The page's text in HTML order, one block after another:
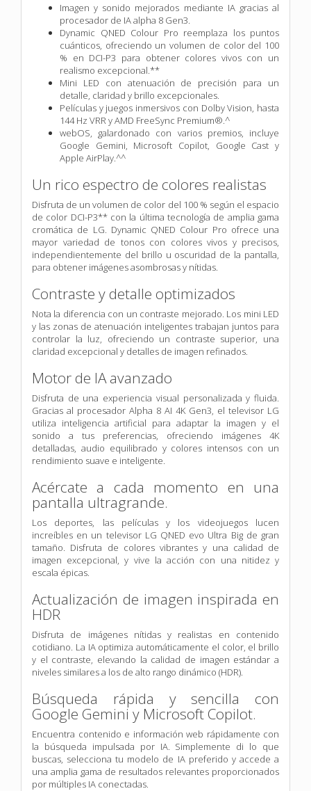
Imagen y sonido mejorados mediante IA gracias al
procesador de IA alpha 8 Gen3.
Dynamic QNED Colour Pro reemplaza los puntos
cuánticos, ofreciendo un volumen de color del 100
% en DCI-P3 para obtener colores vivos con un
realismo excepcional.**
Mini LED con atenuación de precisión para un
detalle, claridad y brillo excepcionales.
Películas y juegos inmersivos con Dolby Vision, hasta
144 Hz VRR y AMD FreeSync Premium®.^
webOS, galardonado con varios premios, incluye
Google Gemini, Microsoft Copilot, Google Cast y
Apple AirPlay.^^
Un rico espectro de colores realistas
Disfruta de un volumen de color del 100 % según el espacio
de color DCI-P3** con la última tecnología de amplia gama
cromática de LG. Dynamic QNED Colour Pro ofrece una
mayor variedad de tonos con colores vivos y precisos,
independientemente del brillo u oscuridad de la pantalla,
para obtener imágenes asombrosas y nítidas.
Contraste y detalle optimizados
Nota la diferencia con un contraste mejorado. Los mini LED
y las zonas de atenuación inteligentes trabajan juntos para
controlar la luz, ofreciendo un contraste superior, una
claridad excepcional y detalles de imagen refinados.
Motor de IA avanzado
Disfruta de una experiencia visual personalizada y fluida.
Gracias al procesador Alpha 8 AI 4K Gen3, el televisor LG
utiliza inteligencia artificial para adaptar la imagen y el
sonido a tus preferencias, ofreciendo imágenes 4K
detalladas, audio equilibrado y colores intensos con un
rendimiento suave e inteligente.
Acércate a cada momento en una
pantalla ultragrande.
Los deportes, las películas y los videojuegos lucen
increíbles en un televisor LG QNED evo Ultra Big de gran
tamaño. Disfruta de colores vibrantes y una calidad de
imagen excepcional, y vive la acción con una nitidez y
escala épicas.
Actualización de imagen inspirada en
HDR
Disfruta de imágenes nítidas y realistas en contenido
cotidiano. La IA optimiza automáticamente el color, el brillo
y el contraste, elevando la calidad de imagen estándar a
niveles similares a los de alto rango dinámico (HDR).
Búsqueda rápida y sencilla con
Google Gemini y Microsoft Copilot.
Encuentra contenido e información web rápidamente con
la búsqueda impulsada por IA. Simplemente di lo que
buscas, selecciona tu modelo de IA preferido y accede a
una amplia gama de resultados relevantes proporcionados
por múltiples IA conectadas.